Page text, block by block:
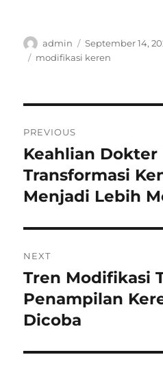
Author
admin
Posted
on
September 14,
Tags
modifikasi keren
navigation
PREVIOUS
Previous
post:
Keahlian
Transformasi
Menjadi Lebih
NEXT
Next
post:
Tren Modifikasi
Penampilan
Dicoba